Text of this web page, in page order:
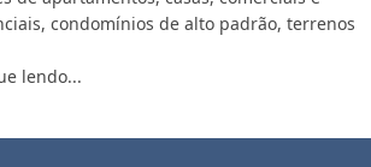
condomínios de alto padrão, terrenos
lendo...